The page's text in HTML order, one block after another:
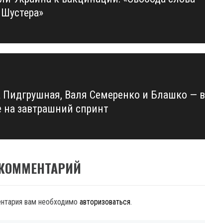
Валя Семеренко и Блашко — в
на завтрашний спринт
вам необходимо авторизоваться.